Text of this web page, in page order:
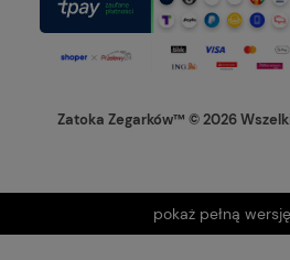
Zatoka Zegarków™ © 2026
pokaż pełną